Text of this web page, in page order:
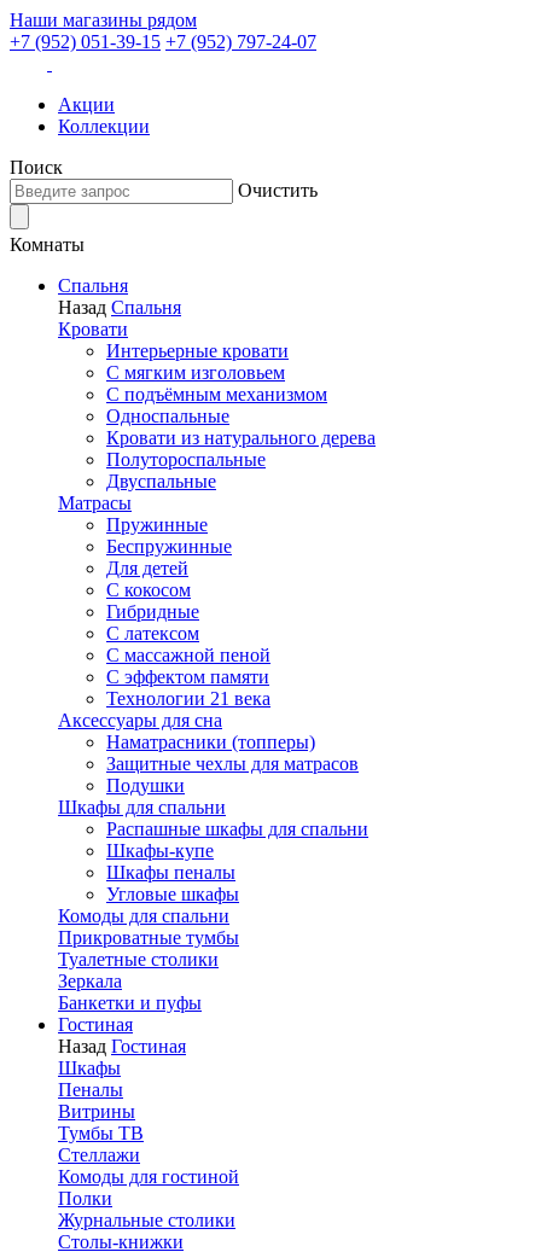
Наши магазины рядом
+7 (952) 051-39-15 +7 (952) 797-24-07
Акции
Коллекции
Поиск
Очистить
Комнаты
Спальня
Назад Спальня
Кровати
Интерьерные кровати
С мягким изголовьем
С подъёмным механизмом
Односпальные
Кровати из натурального дерева
Полутороспальные
Двуспальные
Матрасы
Пружинные
Беспружинные
Для детей
C кокосом
Гибридные
С латексом
С массажной пеной
С эффектом памяти
Технологии 21 века
Аксессуары для сна
Наматрасники (топперы)
Защитные чехлы для матрасов
Подушки
Шкафы для спальни
Распашные шкафы для спальни
Шкафы-купе
Шкафы пеналы
Угловые шкафы
Комоды для спальни
Прикроватные тумбы
Туалетные столики
Зеркала
Банкетки и пуфы
Гостиная
Назад Гостиная
Шкафы
Пеналы
Витрины
Тумбы ТВ
Стеллажи
Комоды для гостиной
Полки
Журнальные столики
Столы-книжки